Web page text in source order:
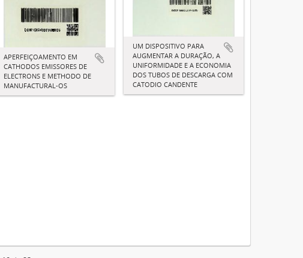
APERFEIÇOAMENTO EM
CATHODOS EMISSORES DE
ELECTRONS E METHODO DE
MANUFACTURAL-OS
UM DISPOSITIVO PARA
AUGMENTAR A DURAÇÃO, A
UNIFORMIDADE E A ECONOMIA
DOS TUBOS DE DESCARGA COM
CATODIO CANDENTE